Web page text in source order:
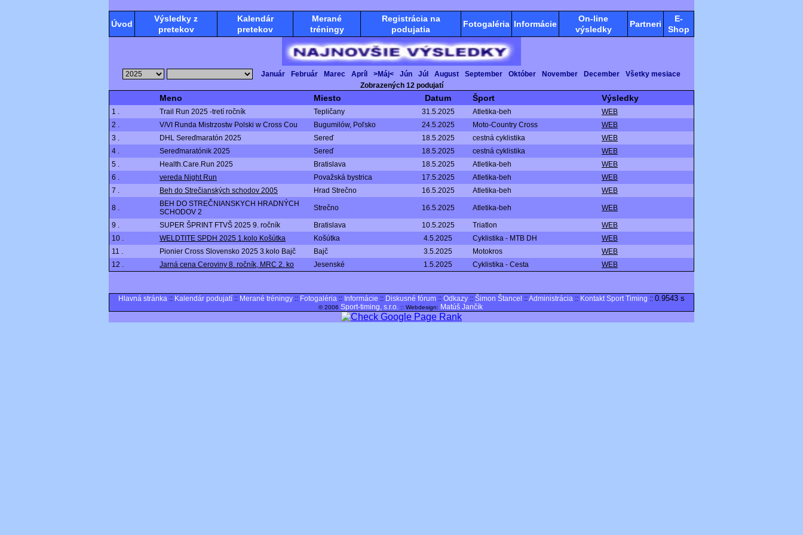
Úvod
Výsledky z
pretekov
Kalendár
pretekov
Merané
tréningy
Registrácia na
podujatia
Fotogaléria Informácie
On-line
výsledky
Partneri
E-
Shop
Január Február Marec Apríl >Máj< Jún Júl August September Október November December
Všetky mesiace
Zobrazených 12 podujatí
Meno Miesto Datum Šport Výsledky
1 . Trail Run 2025 -tretí ročník Tepličany 31.5.2025 Atletika-beh
WEB
2 .
V/VI Runda Mistrzostw Polski w Cross Cou Bugumilów, Poľsko 24.5.2025 Moto-Country Cross
WEB
3 .
DHL Sereďmaratón 2025 Sereď 18.5.2025 cestná cyklistika
WEB
4 .
Sereďmaratónik 2025 Sereď 18.5.2025 cestná cyklistika
WEB
5 .
Health.Care.Run 2025 Bratislava 18.5.2025 Atletika-beh
WEB
6 .
vereda Night Run Považská bystrica 17.5.2025 Atletika-beh
WEB
7 .
Beh do Strečianských schodov 2005 Hrad Strečno 16.5.2025 Atletika-beh WEB
8 .
BEH DO STREČNIANSKYCH HRADNÝCH
SCHODOV 2
Strečno 16.5.2025 Atletika-beh WEB
9 . SUPER ŠPRINT FTVŠ 2025 9. ročník Bratislava 10.5.2025 Triatlon
WEB
10 .
WELDTITE SPDH 2025 1.kolo Košútka Košútka 4.5.2025 Cyklistika - MTB DH
WEB
11 .
Pionier Cross Slovensko 2025 3.kolo Bajč Bajč 3.5.2025 Motokros
WEB
12 .
Jarná cena Ceroviny 8. ročník, MRC 2. ko Jesenské 1.5.2025 Cyklistika - Cesta WEB
Hlavná stránka :: Kalendár podujatí :: Merané tréningy :: Fotogaléria :: Informácie :: Diskusné fórum :: Odkazy :: Šimon Štancel ::Administrácia :: Kontakt Sport Timing :: 0.9543 s
© 2006 Sport-timing, s.r.o. :: Webdesign: Matúš Jančík